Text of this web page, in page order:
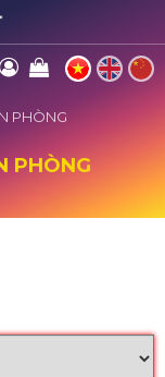
PHÒNG
PHÒNG